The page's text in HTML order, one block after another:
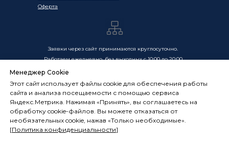
Цены, указанные на сайте, носят информационный
характер и не являются публичной офертой в смысле
ст. 437 ГК РФ. Окончательная стоимость товаров и услуг
определяется индивидуально и фиксируется в
Спецификации. Условия оказания услуг определяются
публичной офертой, размещённой по адресу:
Заявки через сайт принимаются круглосуточно.
Работаем ежедневно, без выходных с 10:00 до 20:00
Оферта
Менеджер Cookie
Этот сайт использует файлы cookie для обеспечения работы
сайта и анализа посещаемости с помощью сервиса
Яндекс.Метрика. Нажимая «Принять», вы соглашаетесь на
обработку cookie-файлов. Вы можете отказаться от
необязательных cookie, нажав «Только необходимые».
[Политика конфиденциальности]